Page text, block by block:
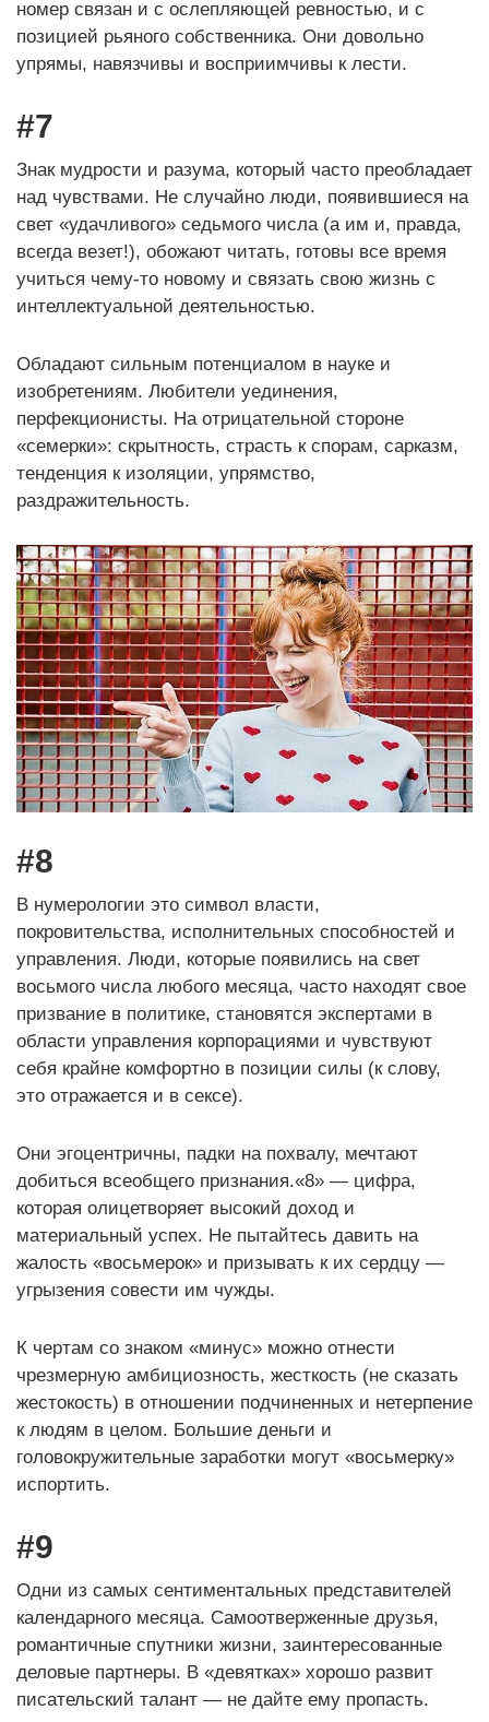
номер связан и с ослепляющей ревностью, и с
позицией рьяного собственника. Они довольно
упрямы, навязчивы и восприимчивы к лести.
#7
Знак мудрости и разума, который часто преобладает
над чувствами. Не случайно люди, появившиеся на
свет «удачливого» седьмого числа (а им и, правда,
всегда везет!), обожают читать, готовы все время
учиться чему-то новому и связать свою жизнь с
интеллектуальной деятельностью.
Обладают сильным потенциалом в науке и
изобретениям. Любители уединения,
перфекционисты. На отрицательной стороне
«семерки»: скрытность, страсть к спорам, сарказм,
тенденция к изоляции, упрямство,
раздражительность.
#8
В нумерологии это символ власти,
покровительства, исполнительных способностей и
управления. Люди, которые появились на свет
восьмого числа любого месяца, часто находят свое
призвание в политике, становятся экспертами в
области управления корпорациями и чувствуют
себя крайне комфортно в позиции силы (к слову,
это отражается и в сексе).
Они эгоцентричны, падки на похвалу, мечтают
добиться всеобщего признания.«8» — цифра,
которая олицетворяет высокий доход и
материальный успех. Не пытайтесь давить на
жалость «восьмерок» и призывать к их сердцу —
угрызения совести им чужды.
К чертам со знаком «минус» можно отнести
чрезмерную амбициозность, жесткость (не сказать
жестокость) в отношении подчиненных и нетерпение
к людям в целом. Большие деньги и
головокружительные заработки могут «восьмерку»
испортить.
#9
Одни из самых сентиментальных представителей
календарного месяца. Самоотверженные друзья,
романтичные спутники жизни, заинтересованные
деловые партнеры. В «девятках» хорошо развит
писательский талант — не дайте ему пропасть.